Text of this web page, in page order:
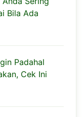
Bila Ada
Padahal
Cek Ini